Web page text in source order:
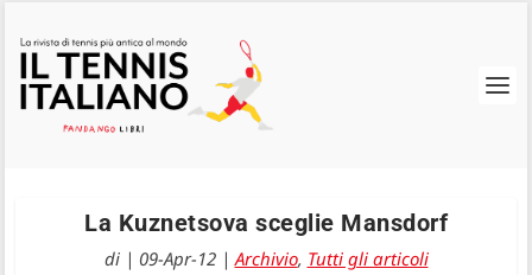
La Kuznetsova sceglie Mansdorf
di | 09-Apr-12|Archivio, Tutti gli articoli